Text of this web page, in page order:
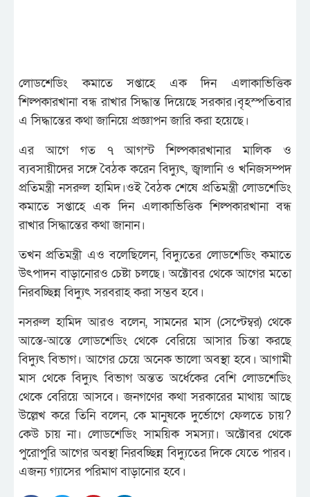
লোডশেডিং কমাতে সপ্তাহে এক দিন এলাকাভিত্তিক
শিল্পকারখানা বন্ধ রাখার সিদ্ধান্ত দিয়েছে সরকার।বৃহস্পতিবার
এ সিদ্ধান্তের কথা জানিয়ে প্রজ্ঞাপন জারি করা হয়েছে।
এর আগে গত ৭ আগস্ট শিল্পকারখানার মালিক ও
ব্যবসায়ীদের সঙ্গে বৈঠক করেন বিদ্যুৎ, জ্বালানি ও খনিজসম্পদ
প্রতিমন্ত্রী নসরুল হামিদ।ওই বৈঠক শেষে প্রতিমন্ত্রী লোডশেডিং
কমাতে সপ্তাহে এক দিন এলাকাভিত্তিক শিল্পকারখানা বন্ধ
রাখার সিদ্ধান্তের কথা জানান।
তখন প্রতিমন্ত্রী এও বলেছিলেন, বিদ্যুতের লোডশেডিং কমাতে
উৎপাদন বাড়ানোরও চেষ্টা চলছে। অক্টোবর থেকে আগের মতো
নিরবচ্ছিন্ন বিদ্যুৎ সরবরাহ করা সম্ভব হবে।
নসরুল হামিদ আরও বলেন, সামনের মাস (সেপ্টেম্বর) থেকে
আস্তে-আস্তে লোডশেডিং থেকে বেরিয়ে আসার চিন্তা করছে
বিদ্যুৎ বিভাগ। আগের চেয়ে অনেক ভালো অবস্থা হবে। আগামী
মাস থেকে বিদ্যুৎ বিভাগ অন্তত অর্ধেকের বেশি লোডশেডিং
থেকে বেরিয়ে আসবে। জনগণের কথা সরকারের মাথায় আছে
উল্লেখ করে তিনি বলেন, কে মানুষকে দুর্ভোগে ফেলতে চায়?
কেউ চায় না। লোডশেডিং সাময়িক সমস্যা। অক্টোবর থেকে
পুরোপুরি আগের অবস্থা নিরবচ্ছিন্ন বিদ্যুতের দিকে যেতে পারব।
এজন্য গ্যাসের পরিমাণ বাড়ানোর হবে।